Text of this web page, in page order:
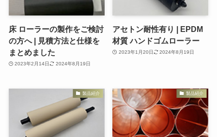
床 ローラーの製作をご検討
の方へ | 見積方法と仕様を
まとめました
2023年2月14日 2024年8月19日
アセトン耐性有り | EPDM
材質 ハンドゴムローラー
2023年1月20日 2024年8月19日
製品紹介 製品紹介